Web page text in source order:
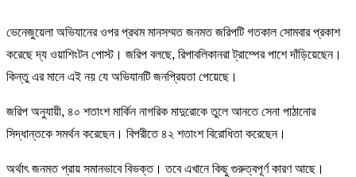
ভেনেজুয়েলা অভিযানের ওপর প্রথম মানসম্মত জনমত জরিপটি গতকাল সোমবার প্রকাশ
করেছে দ্য ওয়াশিংটন পোস্ট। জরিপ বলছে, রিপাবলিকানরা ট্রাম্পের পাশে দাঁড়িয়েছেন।
কিন্তু এর মানে এই নয় যে অভিযানটি জনপ্রিয়তা পেয়েছে।
জরিপ অনুযায়ী, ৪০ শতাংশ মার্কিন নাগরিক মাদুরোকে তুলে আনতে সেনা পাঠানোর
সিদ্ধান্তকে সমর্থন করেছেন। বিপরীতে ৪২ শতাংশ বিরোধিতা করেছেন।
অর্থাৎ জনমত প্রায় সমানভাবে বিভক্ত। তবে এখানে কিছু গুরুত্বপূর্ণ কারণ আছে।